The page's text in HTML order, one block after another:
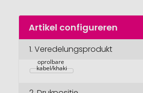
Naar
begin
afbeeldingengalerij
Artikel configureren
1. Veredelungsprodukt
oprolbare
kabel/khaki